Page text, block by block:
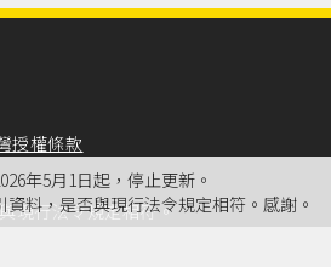
授權條款
現行法令規定相符。
年5月1日起，停止更新。
料，是否與現行法令規定相符。感謝。